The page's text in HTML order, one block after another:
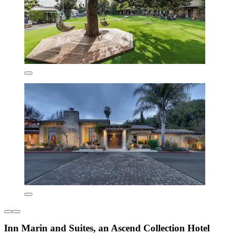
Inn Marin and Suites, an Ascend Collection Hotel